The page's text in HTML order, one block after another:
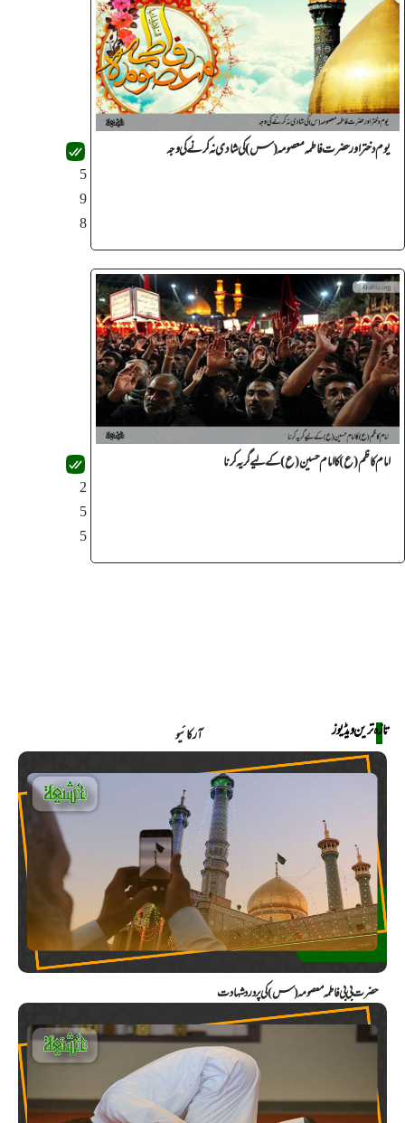
یوم دختر اور حضرت فاطمہ معصومہ (س) کی شادی نہ کرنے کی وجہ
5
9
8
امام کاظم(ع) کا امام حسین(ع) کے لیے گریہ کرنا
2
5
5
تازہ ترین ویڈیوز آرکائیو
حضرت بی بی فاطمہ معصومہ (س) کی پر درد شہادت